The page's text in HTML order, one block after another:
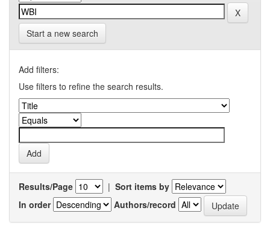
Start a new search
Add filters:
Use filters to refine the search results.
Results/Page | Sort items by
In order
Authors/record